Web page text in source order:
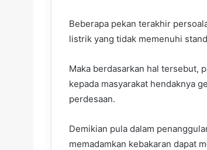
Beberapa pekan terakhir
listrik yang tidak memenuhi
Maka berdasarkan hal tersebut,
kepada masyarakat hendaknya
perdesaan.
Demikian pula dalam
memadamkan kebakaran dapat